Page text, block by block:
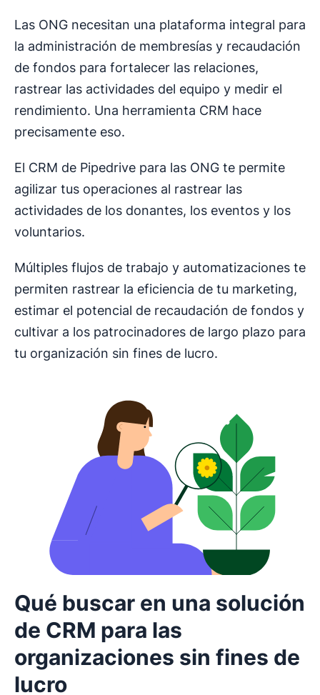
Las ONG necesitan una plataforma integral para
la administración de membresías y recaudación
de fondos para fortalecer las relaciones,
rastrear las actividades del equipo y medir el
rendimiento. Una herramienta CRM hace
precisamente eso.
El CRM de Pipedrive para las ONG te permite
agilizar tus operaciones al rastrear las
actividades de los donantes, los eventos y los
voluntarios.
Múltiples flujos de trabajo y automatizaciones te
permiten rastrear la eficiencia de tu marketing,
estimar el potencial de recaudación de fondos y
cultivar a los patrocinadores de largo plazo para
tu organización sin fines de lucro.
Qué buscar en una solución
de CRM para las
organizaciones sin fines de
lucro